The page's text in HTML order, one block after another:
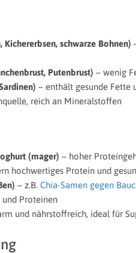
Kichererbsen, schwarze Bohnen)
Putenbrust) – wenig
– enthält gesunde Fette
reich an Mineralstoffen
(mager) – hoher
hochwertiges Protein und
– z.B. Chia-Samen gegen
und Proteinen
und nährstoffreich, ideal für